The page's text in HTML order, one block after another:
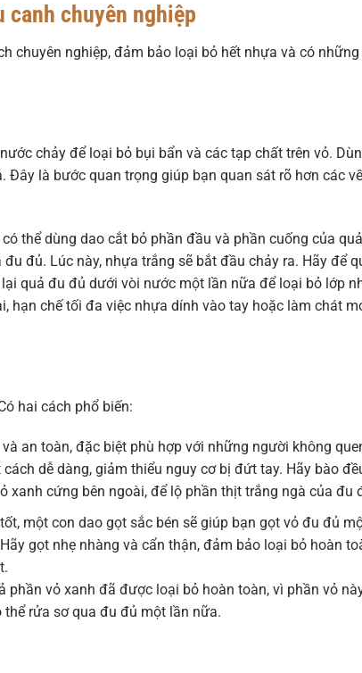
chuyên nghiệp
chuyên nghiệp, đảm bảo loại bỏ hết nhựa và có những
chảy để loại bỏ bụi bẩn và các tạp chất trên vỏ.
là bước quan trọng giúp bạn quan sát rõ hơn các
thể dùng dao cắt bỏ phần đầu và phần cuống của
đủ. Lúc này, nhựa trắng sẽ bắt đầu chảy ra. Hãy để
quả đu đủ dưới vòi nước một lần nữa để loại bỏ lớp
hạn chế tối đa việc nhựa dính vào tay hoặc làm chát
hai cách phổ biến:
an toàn, đặc biệt phù hợp với những người không
dễ dàng, giảm thiểu nguy cơ bị đứt tay. Hãy bào
xanh cứng bên ngoài, để lộ phần thịt trắng ngà của đu
một con dao gọt sắc bén sẽ giúp bạn gọt vỏ đu đủ
gọt nhẹ nhàng và cẩn thận, đảm bảo loại bỏ hoàn
phần vỏ xanh đã được loại bỏ hoàn toàn, vì phần vỏ
rửa sơ qua đu đủ một lần nữa.